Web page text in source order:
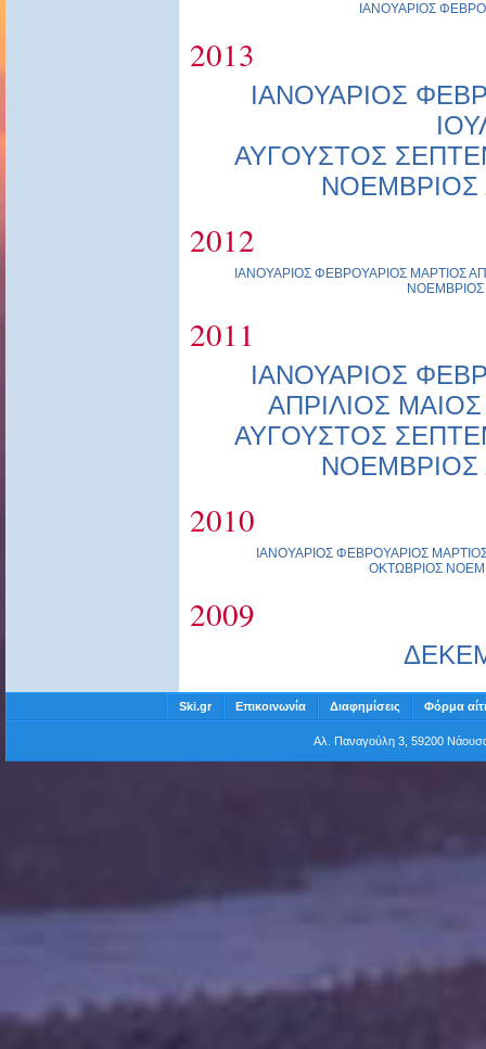
ΙΑΝΟΥΑΡΙΟΣ
2013
ΙΑΝΟΥΑΡΙΟΣ
ΑΥΓΟΥΣΤΟΣ
ΝΟΕΜΒΡΙΟΣ
2012
ΙΑΝΟΥΑΡΙΟΣ ΦΕΒΡΟΥΑΡΙΟΣ ΜΑΡΤΙΟΣ
ΝΟΕΜΒΡΙΟΣ
2011
ΙΑΝΟΥΑΡΙΟΣ
ΑΠΡΙΛΙΟΣ ΜΑΙΟΣ
ΑΥΓΟΥΣΤΟΣ
ΝΟΕΜΒΡΙΟΣ
2010
ΙΑΝΟΥΑΡΙΟΣ ΦΕΒΡΟΥΑΡΙΟΣ
ΟΚΤΩΒΡΙΟΣ
2009
Ski.gr Επικοινωνία Διαφημίσεις Φόρμα
Αλ. Παναγούλη 3, 59200